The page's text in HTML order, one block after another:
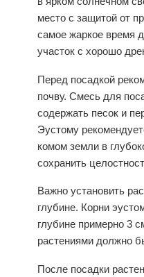
место с защитой от
самое жаркое время
участок с хорошо
Перед посадкой
почву. Смесь для
содержать песок и
Эустому
комом земли в
сохранить
Важно установить
глубине. Корни
глубине примерно 3
растениями должно
После посадки